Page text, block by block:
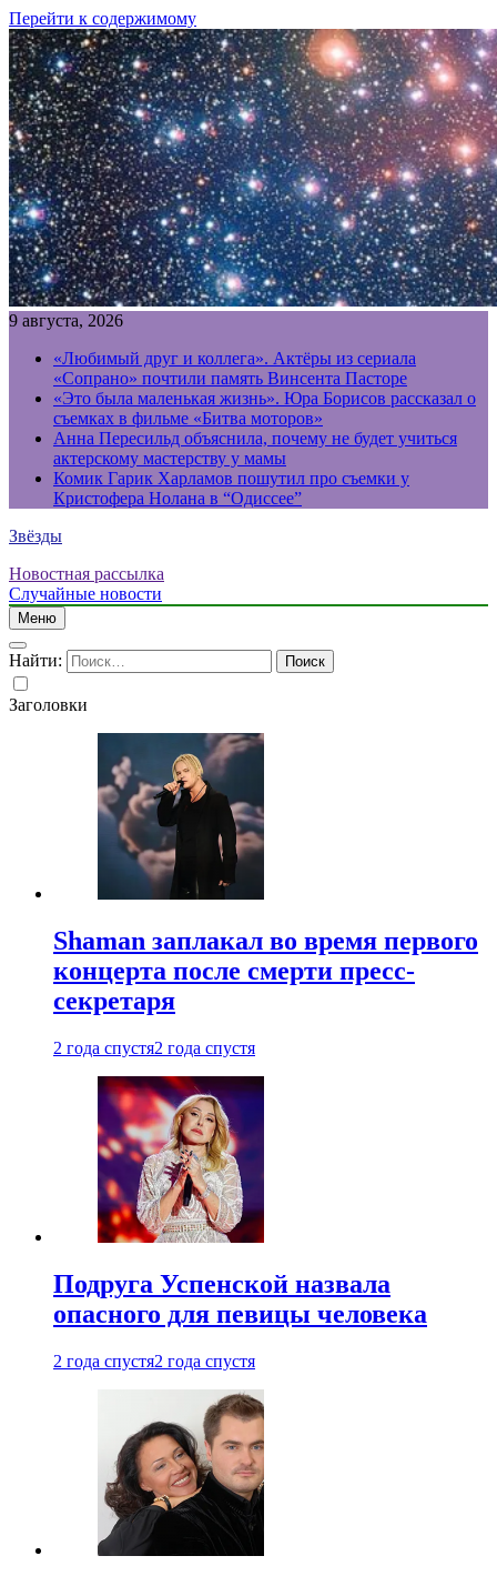
Перейти к содержимому
9 августа, 2026
«Любимый друг и коллега». Актёры из сериала
«Сопрано» почтили память Винсента Пасторе
«Это была маленькая жизнь». Юра Борисов рассказал о
съемках в фильме «Битва моторов»
Анна Пересильд объяснила, почему не будет учиться
актерскому мастерству у мамы
Комик Гарик Харламов пошутил про съемки у
Кристофера Нолана в “Одиссее”
Звёзды
Новостная рассылка
Случайные новости
Меню
Найти:
Заголовки
Shaman заплакал во время первого
концерта после смерти пресс-
секретаря
2 года спустя2 года спустя
Подруга Успенской назвала
опасного для певицы человека
2 года спустя2 года спустя